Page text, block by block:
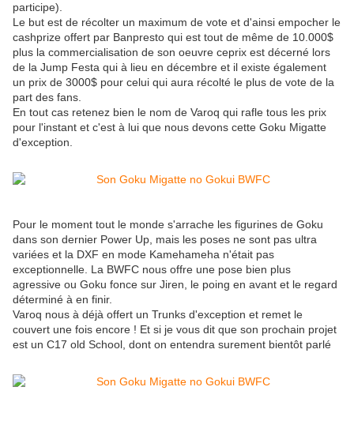
participe).
Le but est de récolter un maximum de vote et d'ainsi empocher le
cashprize offert par Banpresto qui est tout de même de 10.000$
plus la commercialisation de son oeuvre ceprix est décerné lors
de la Jump Festa qui à lieu en décembre et il existe également
un prix de 3000$ pour celui qui aura récolté le plus de vote de la
part des fans.
En tout cas retenez bien le nom de Varoq qui rafle tous les prix
pour l'instant et c'est à lui que nous devons cette Goku Migatte
d'exception.
Pour le moment tout le monde s'arrache les figurines de Goku
dans son dernier Power Up, mais les poses ne sont pas ultra
variées et la DXF en mode Kamehameha n'était pas
exceptionnelle. La BWFC nous offre une pose bien plus
agressive ou Goku fonce sur Jiren, le poing en avant et le regard
déterminé à en finir.
Varoq nous à déjà offert un Trunks d'exception et remet le
couvert une fois encore ! Et si je vous dit que son prochain projet
est un C17 old School, dont on entendra surement bientôt parlé